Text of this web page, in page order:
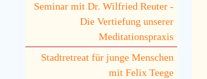
Seminar mit Dr. Wilfried Reuter -
Die Vertiefung unserer
Meditationspraxis
Stadtretreat für junge Menschen
mit Felix Teege